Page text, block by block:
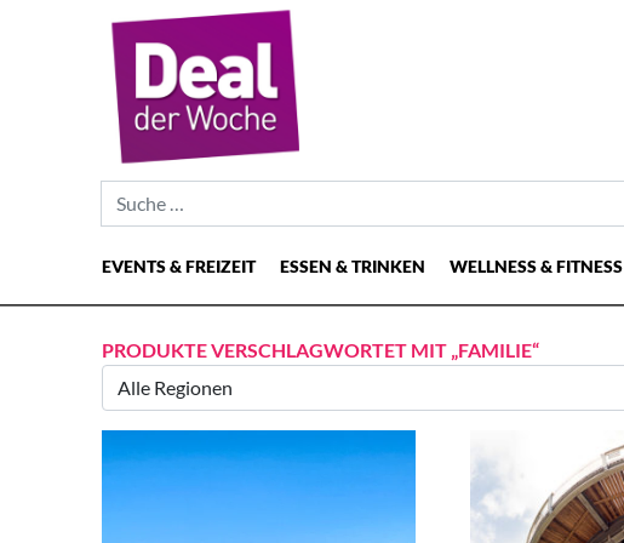
Suche nach:
Hauptnavigation
EVENTS & FREIZEIT ESSEN & TRINKEN WELLNESS & FITNESS
PRODUKTE VERSCHLAGWORTET MIT „FAMILIE“